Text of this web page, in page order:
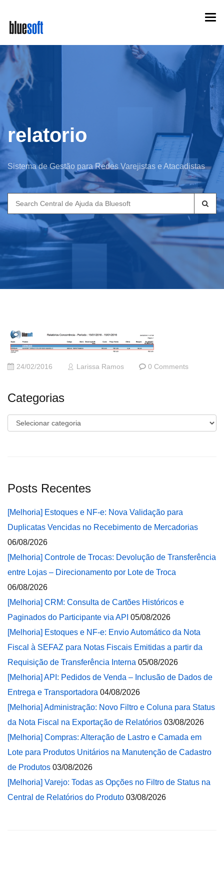
main
content
relatorio
Sistema de Gestão para Redes Varejistas e Atacadistas
Search
for:
24/02/2016 Larissa Ramos 0 Comments
Categorias
Categorias
Posts Recentes
[Melhoria] Estoques e NF-e: Nova Validação para
Duplicatas Vencidas no Recebimento de Mercadorias
06/08/2026
[Melhoria] Controle de Trocas: Devolução de Transferência
entre Lojas – Direcionamento por Lote de Troca
06/08/2026
[Melhoria] CRM: Consulta de Cartões Históricos e
Paginados do Participante via API 05/08/2026
[Melhoria] Estoques e NF-e: Envio Automático da Nota
Fiscal à SEFAZ para Notas Fiscais Emitidas a partir da
Requisição de Transferência Interna 05/08/2026
[Melhoria] API: Pedidos de Venda – Inclusão de Dados de
Entrega e Transportadora 04/08/2026
[Melhoria] Administração: Novo Filtro e Coluna para Status
da Nota Fiscal na Exportação de Relatórios 03/08/2026
[Melhoria] Compras: Alteração de Lastro e Camada em
Lote para Produtos Unitários na Manutenção de Cadastro
de Produtos 03/08/2026
[Melhoria] Varejo: Todas as Opções no Filtro de Status na
Central de Relatórios do Produto 03/08/2026